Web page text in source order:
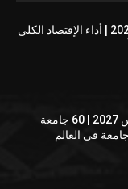
إجمالي الناتج المحلي 2025 | أداء الإقتصاد الكلي
تصنيف الجامعات كيو إس 2027 | 60 جامعة